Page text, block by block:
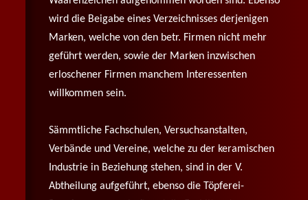
wird die Beigabe eines Verzeichnisses derjenigen
Marken, welche von den betr. Firmen nicht mehr
geführt werden, sowie der Marken inzwischen
erloschener Firmen manchem Interessenten
willkommen sein.
Sämmtliche Fachschulen, Versuchsanstalten,
Verbände und Vereine, welche zu der keramischen
Industrie in Beziehung stehen, sind in der V.
Abtheilung aufgeführt, ebenso die Töpferei-